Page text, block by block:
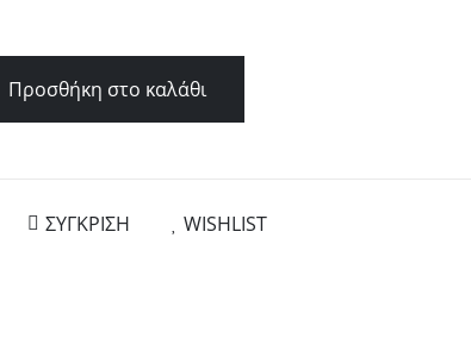
Προσθήκη στο καλάθι
ΣΥΓΚΡΙΣΗ WISHLIST